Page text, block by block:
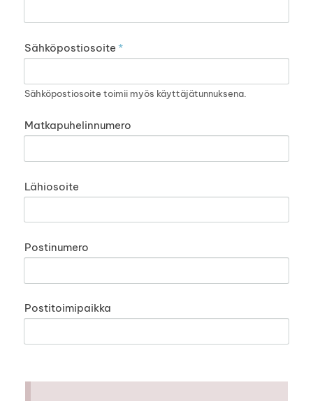
Sähköpostiosoite *
Sähköpostiosoite toimii myös käyttäjätunnuksena.
Matkapuhelinnumero
Lähiosoite
Postinumero
Postitoimipaikka